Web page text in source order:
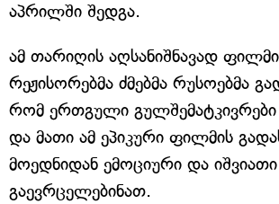
აპრილში შედგა.
ამ თარიღის აღსანიშნავად
რეჟისორებმა ძმებმა რუსოებმა
რომ ერთგული გულშემატკივრები
და მათი ამ ეპიკური ფილმის
მოედნიდან ემოციური და
გაევრცელებინათ.